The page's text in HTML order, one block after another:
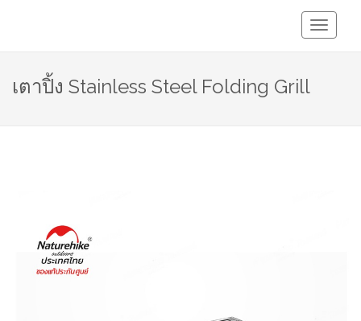
Toggle
เตาปิ้ง Stainless Steel Folding Grill